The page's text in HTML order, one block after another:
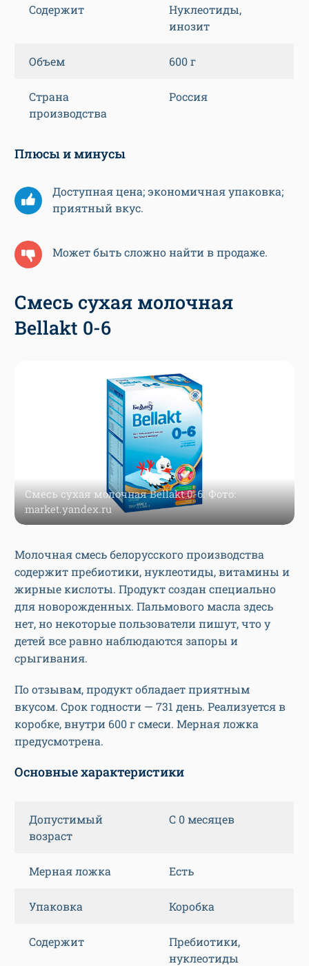
Содержит
Нуклеотиды,
инозит
Объем 600 г
Страна
производства
Россия
Плюсы и минусы
Доступная цена; экономичная упаковка;
приятный вкус.
Может быть сложно найти в продаже.
Смесь сухая молочная
Bellakt 0-6
Смесь сухая молочная Bellakt 0-6. Фото:
market.yandex.ru
Молочная смесь белорусского производства
содержит пребиотики, нуклеотиды, витамины и
жирные кислоты. Продукт создан специально
для новорожденных. Пальмового масла здесь
нет, но некоторые пользователи пишут, что у
детей все равно наблюдаются запоры и
срыгивания.
По отзывам, продукт обладает приятным
вкусом. Срок годности — 731 день. Реализуется в
коробке, внутри 600 г смеси. Мерная ложка
предусмотрена.
Основные характеристики
Допустимый
возраст
С 0 месяцев
Мерная ложка Есть
Упаковка Коробка
Содержит
Пребиотики,
нуклеотиды